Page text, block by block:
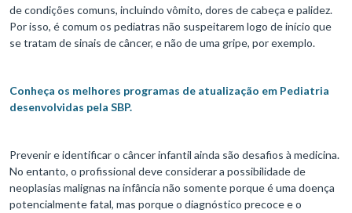
de condições comuns, incluindo vômito, dores de cabeça e palidez.
Por isso, é comum os pediatras não suspeitarem logo de início que
se tratam de sinais de câncer, e não de uma gripe, por exemplo.
Conheça os melhores programas de atualização em Pediatria
desenvolvidas pela SBP.
Prevenir e identificar o câncer infantil ainda são desafios à medicina.
No entanto, o profissional deve considerar a possibilidade de
neoplasias malignas na infância não somente porque é uma doença
potencialmente fatal, mas porque o diagnóstico precoce e o